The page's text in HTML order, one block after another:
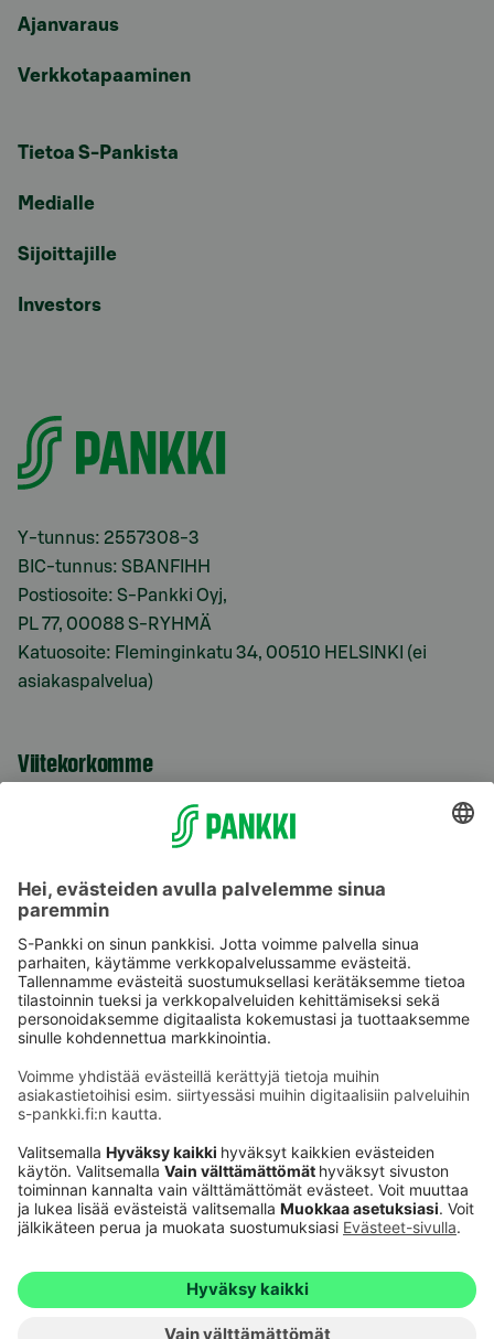
Ajanvaraus
Verkkotapaaminen
Tietoa S-Pankista
Medialle
Sijoittajille
Investors
Y-tunnus: 2557308-3
BIC-tunnus: SBANFIHH
Postiosoite: S-Pankki Oyj,
PL 77, 00088 S-RYHMÄ
Katuosoite: Fleminginkatu 34, 00510 HELSINKI (ei
asiakaspalvelua)
Viitekorkomme
Käyttöehdot
Tietosuoja
Saavutettavuusseloste
Evästeet
Ehdot ja muut asiakirjat